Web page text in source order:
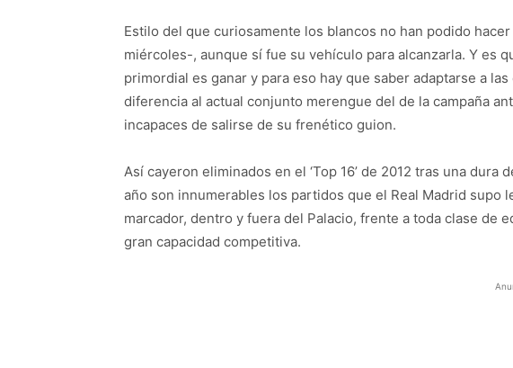
Estilo del que curiosamente los blancos no han podido
miércoles-, aunque sí fue su vehículo para alcanzarla. Y es
primordial es ganar y para eso hay que saber adaptarse a
diferencia al actual conjunto merengue del de la campaña
incapaces de salirse de su frenético guion.
Así cayeron eliminados en el ‘Top 16’ de 2012 tras una
año son innumerables los partidos que el Real Madrid supo
marcador, dentro y fuera del Palacio, frente a toda clase de
gran capacidad competitiva.